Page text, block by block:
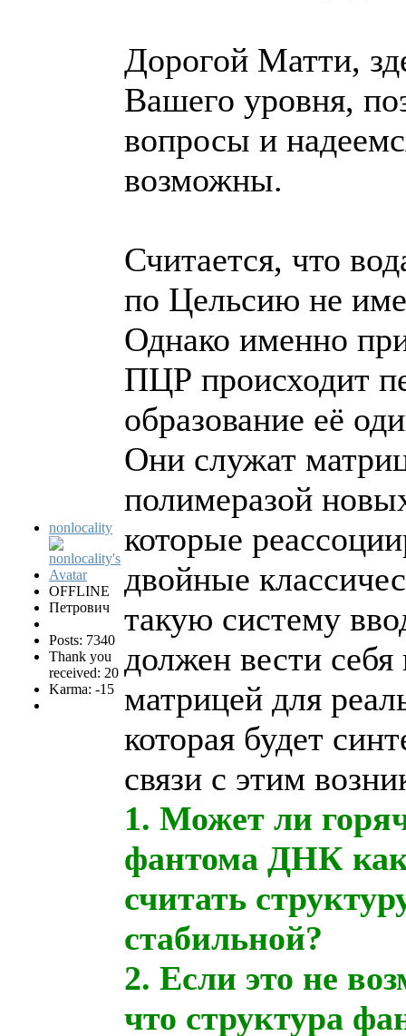
nonlocality
OFFLINE
Петрович
Posts: 7340
Thank you
received: 20
Karma: -15
Дорогой Матти,
Вашего уровня,
вопросы и
возможны.
Считается, что
по Цельсию не
Однако именно
ПЦР происходит
образование её
Они служат
полимеразой
которые
двойные
такую систему
должен вести
матрицей для
которая будет
связи с этим
1. Может ли
фантома ДНК
считать
стабильной?
2. Если это не
что структура